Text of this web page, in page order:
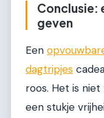
Conclusie:
geven
Een
dagtripjes
roos. Het is
een stukje